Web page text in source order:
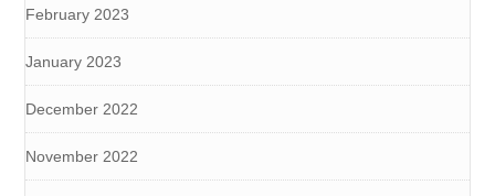
February 2023
January 2023
December 2022
November 2022